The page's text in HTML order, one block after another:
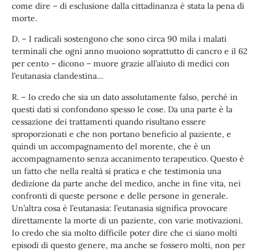
come dire – di esclusione dalla cittadinanza è stata la pena di
morte.
D. – I radicali sostengono che sono circa 90 mila i malati
terminali che ogni anno muoiono soprattutto di cancro e il 62
per cento – dicono – muore grazie all’aiuto di medici con
l’eutanasia clandestina…
R. – Io credo che sia un dato assolutamente falso, perché in
questi dati si confondono spesso le cose. Da una parte è la
cessazione dei trattamenti quando risultano essere
sproporzionati e che non portano beneficio al paziente, e
quindi un accompagnamento del morente, che è un
accompagnamento senza accanimento terapeutico. Questo è
un fatto che nella realtà si pratica e che testimonia una
dedizione da parte anche del medico, anche in fine vita, nei
confronti di queste persone e delle persone in generale.
Un’altra cosa è l’eutanasia: l’eutanasia significa provocare
direttamente la morte di un paziente, con varie motivazioni.
Io credo che sia molto difficile poter dire che ci siano molti
episodi di questo genere, ma anche se fossero molti, non per